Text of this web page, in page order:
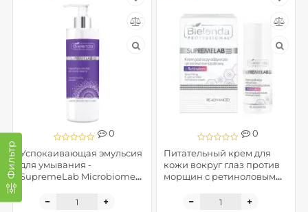
Фильтр
0
Успокаивающая эмульсия
для умывания -
SupremeLab Microbiome
0
Питательный крем для
кожи вокруг глаз против
морщин с ретиноловым
Re-Advanced